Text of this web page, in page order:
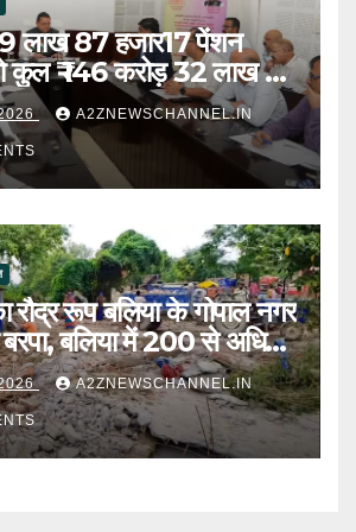
लाख 87 हजार17 पेंशन
कुल ₹ 146 करोड़ 32 लाख की
किया भुगतानA2ZNEWSCHANNEL.IN
रौद्र रूप बलिया के गोपाल नगर
बलिया में 200 से अधिक
A2ZNEWSCHANNEL.IN